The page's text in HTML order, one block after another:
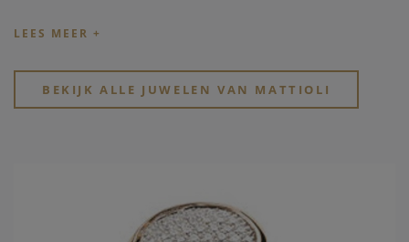
eigentijds, trendy maar met een classic touch.
Hun collecties veroveren de harten van dynamische,
geavanceerde vrouwen die houden van juwelen en ze zien
collectie kenmerkt zich vooral door de verwisselbare,
gekleurde parelmoeren en houten “puzzles”.
BEKIJK ALLE JUWELEN VAN MATTIOLI